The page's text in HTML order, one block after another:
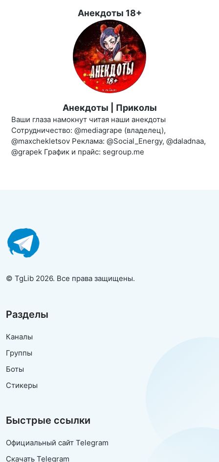
Анекдоты 18+
Анекдоты | Приколы
Ваши глаза намокнут читая наши анекдоты
Сотрудничество: @mediagrape (владелец),
@maxchekletsov Реклама: @Social_Energy, @daladnaa,
@grapek График и прайс: segroup.me
© TgLib 2026. Все права защищены.
Разделы
Каналы
Группы
Боты
Стикеры
Быстрые ссылки
Официальный сайт Telegram
Скачать Telegram